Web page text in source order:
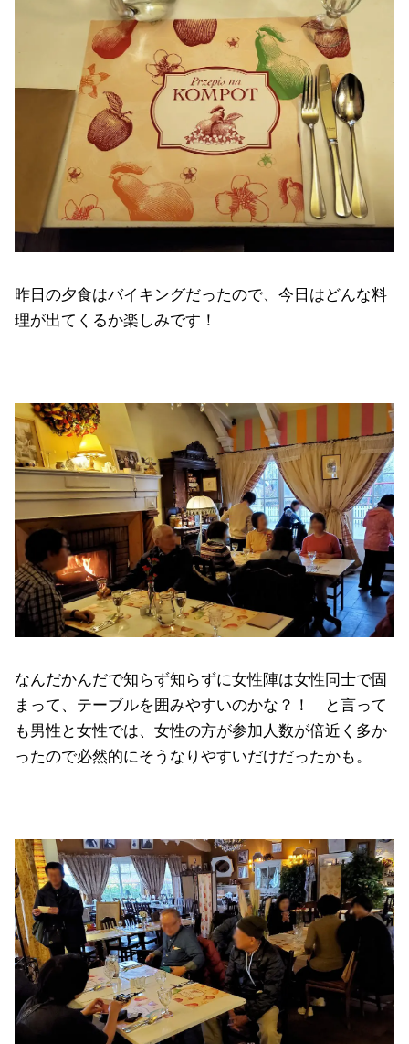
昨日の夕食はバイキングだったので、今日はどんな料
理が出てくるか楽しみです！
なんだかんだで知らず知らずに女性陣は女性同士で固
まって、テーブルを囲みやすいのかな？！ と言って
も男性と女性では、女性の方が参加人数が倍近く多か
ったので必然的にそうなりやすいだけだったかも。